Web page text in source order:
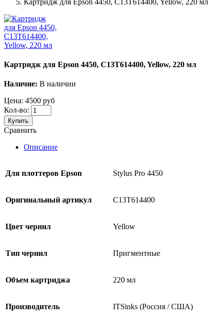
Картридж для Epson 4450, C13T614400, Yellow, 220 мл
Наличие: В наличии
Цена: 4500 руб
Кол-во:
Купить
Сравнить
Описание
Для плоттеров Epson Stylus Pro 4450
Оригинальный артикул C13T614400
Цвет чернил Yellow
Тип чернил Пригментные
Объем картриджа 220 мл
Производитель ITSinks (Россия / США)